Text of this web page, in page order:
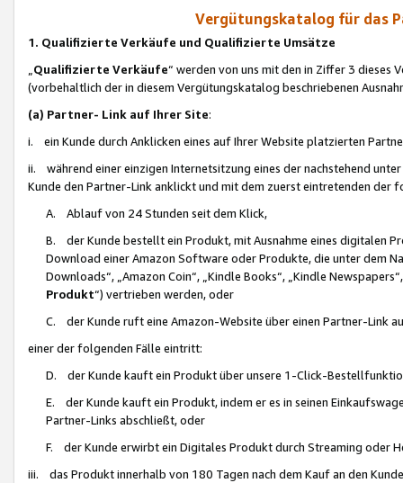
Vergütungskatalog für das
1. Qualifizierte Verkäufe und Qualifizierte Umsätze
Qualifizierte Verkäufe“ werden von uns mit den in Ziffer 3
(vorbehaltlich der in diesem Vergütungskatalog beschriebenen
(a) Partner- Link auf Ihrer Site:
i. ein Kunde durch Anklicken eines auf Ihrer Website platzierten
ii. während einer einzigen Internetsitzung eines der nachstehend
Kunde den Partner-Link anklickt und mit dem zuerst eintretenden der
A. Ablauf von 24 Stunden seit dem Klick,
B. der Kunde bestellt ein Produkt, mit Ausnahme eines digitalen
Download einer Amazon Software oder Produkte, die unter dem
Downloads“, „Amazon Coin“, „Kindle Books“, „Kindle
Produkt“) vertrieben werden, oder
C. der Kunde ruft eine Amazon-Website über einen Partner-Link
einer der folgenden Fälle eintritt:
D. der Kunde kauft ein Produkt über unsere 1-Click-
E. der Kunde kauft ein Produkt, indem er es in seinen
Partner-Links abschließt, oder
F. der Kunde erwirbt ein Digitales Produkt durch Streaming oder
iii. das Produkt innerhalb von 180 Tagen nach dem Kauf an den